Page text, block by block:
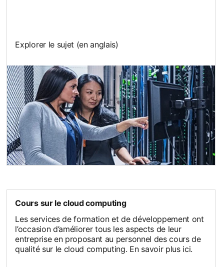
Explorer le sujet (en anglais)
Cours sur le cloud computing
Les services de formation et de développement ont
l’occasion d’améliorer tous les aspects de leur
entreprise en proposant au personnel des cours de
qualité sur le cloud computing. En savoir plus ici.